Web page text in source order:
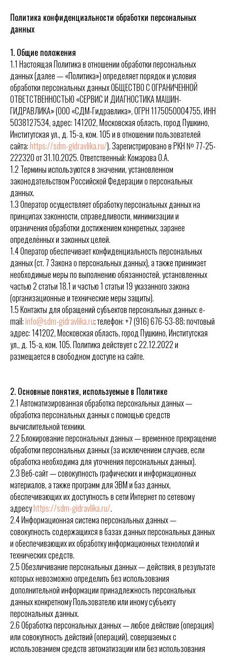
Политика конфиденциальности обработки персональных
данных
1. Общие положения
1.1 Настоящая Политика в отношении обработки персональных
данных (далее — «Политика») определяет порядок и условия
обработки персональных данных ОБЩЕСТВО С ОГРАНИЧЕННОЙ
ОТВЕТСТВЕННОСТЬЮ «СЕРВИС И ДИАГНОСТИКА МАШИН-
ГИДРАВЛИКА» (ООО «СДМ-Гидравлика», ОГРН 1175050004755, ИНН
5038127534, адрес: 141202, Московская область, город Пушкино,
Институтская ул., д. 15-а, ком. 105 и в отношении пользователей
сайта:https://sdm-gidravlika.ru/). Зарегистрировано в РКН № 77-25-
222320 от 31.10.2025. Ответственный: Комарова О.А.
1.2 Термины используются в значении, установленном
законодательством Российской Федерации о персональных
данных.
1.3 Оператор осуществляет обработку персональных данных на
принципах законности, справедливости, минимизации и
ограничения обработки достижением конкретных, заранее
определённых и законных целей.
1.4 Оператор обеспечивает конфиденциальность персональных
данных (ст. 7 Закона о персональных данных), а также принимает
необходимые меры по выполнению обязанностей, установленных
частью 2 статьи 18.1 и частью 1 статьи 19 указанного закона
(организационные и технические меры защиты).
1.5 Контакты для обращений субъектов персональных данных: e-
mail:info@sdm-gidravlika.ru; телефон: +7 (916) 676-53-88; почтовый
адрес: 141202, Московская область, город Пушкино, Институтская
ул., д. 15-а, ком. 105. Политика действует с 22.12.2022 и
размещается в свободном доступе на сайте.
2. Основные понятия, используемые в Политике
2.1 Автоматизированная обработка персональных данных —
обработка персональных данных с помощью средств
вычислительной техники.
2.2 Блокирование персональных данных — временное прекращение
обработки персональных данных (за исключением случаев, если
обработка необходима для уточнения персональных данных).
2.3 Веб-сайт — совокупность графических и информационных
материалов, а также программ для ЭВМ и баз данных,
обеспечивающих их доступность в сети Интернет по сетевому
адресуhttps://sdm-gidravlika.ru/.
2.4 Информационная система персональных данных —
совокупность содержащихся в базах данных персональных данных
и обеспечивающих их обработку информационных технологий и
технических средств.
2.5 Обезличивание персональных данных — действия, в результате
которых невозможно определить без использования
дополнительной информации принадлежность персональных
данных конкретному Пользователю или иному субъекту
персональных данных.
2.6 Обработка персональных данных — любое действие (операция)
или совокупность действий (операций), совершаемых с
использованием средств автоматизации или без использования